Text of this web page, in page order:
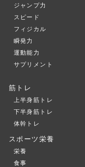
ジャンプ力
スピード
フィジカル
瞬発力
運動能力
サプリメント
筋トレ
上半身筋トレ
下半身筋トレ
体幹トレ
スポーツ栄養
栄養
食事